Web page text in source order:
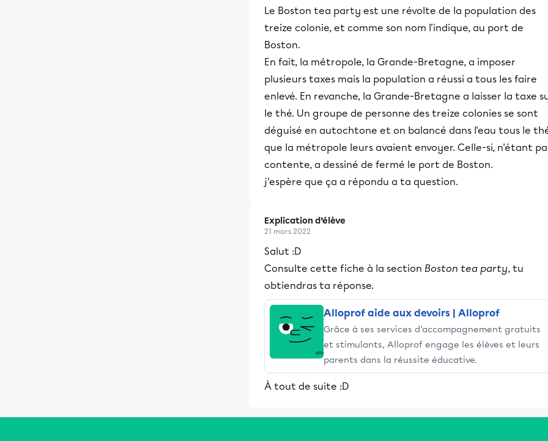
Le Boston tea party est une révolte de la population des
treize colonie, et comme son nom l'indique, au port de
Boston.
En fait, la métropole, la Grande-Bretagne, a imposer
plusieurs taxes mais la population a réussi a tous les faire
enlevé. En revanche, la Grande-Bretagne a laisser la taxe
le thé. Un groupe de personne des treize colonies se sont
déguisé en autochtone et on balancé dans l'eau tous le
que la métropole leurs avaient envoyer. Celle-si, n'étant
contente, a dessiné de fermé le port de Boston.
j'espère que ça a répondu a ta question.
Explication d’élève
21 mars 2022
Salut :D
Consulte cette fiche à la section Boston tea party, tu
obtiendras ta réponse.
Alloprof aide aux devoirs | Alloprof
Grâce à ses services d’accompagnement gratuits
et stimulants, Alloprof engage les élèves et leurs
parents dans la réussite éducative.
À tout de suite :D